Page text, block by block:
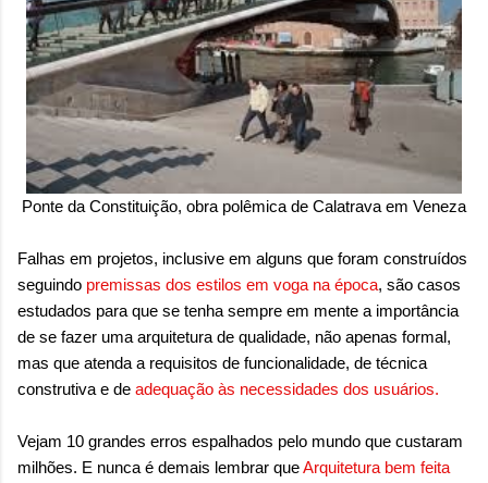
Ponte da Constituição, obra polêmica de Calatrava em Veneza
Falhas em projetos, inclusive em alguns que foram construídos
seguindo premissas dos estilos em voga na época, são casos
estudados para que se tenha sempre em mente a importância
de se fazer uma arquitetura de qualidade, não apenas formal,
mas que atenda a requisitos de funcionalidade, de técnica
construtiva e de adequação às necessidades dos usuários.
Vejam 10 grandes erros espalhados pelo mundo que custaram
milhões. E nunca é demais lembrar queArquitetura bem feita